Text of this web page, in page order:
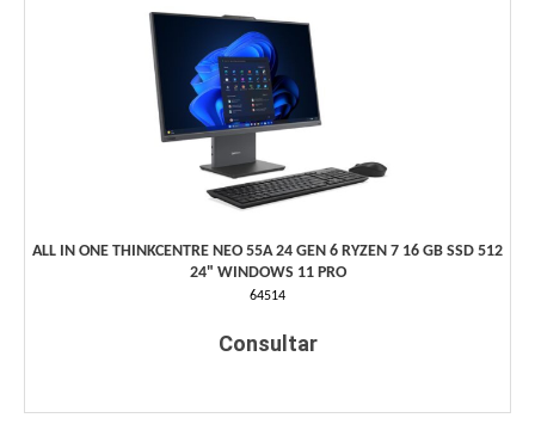
ALL IN ONE THINKCENTRE NEO 55A 24 GEN 6 RYZEN 7 16 GB SSD 512
24" WINDOWS 11 PRO
64514
Consultar